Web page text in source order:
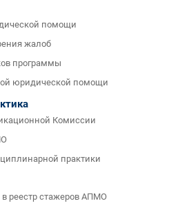
помощи
жалоб
программы
юридической помощи
Комиссии
практики
реестр стажеров АПМО